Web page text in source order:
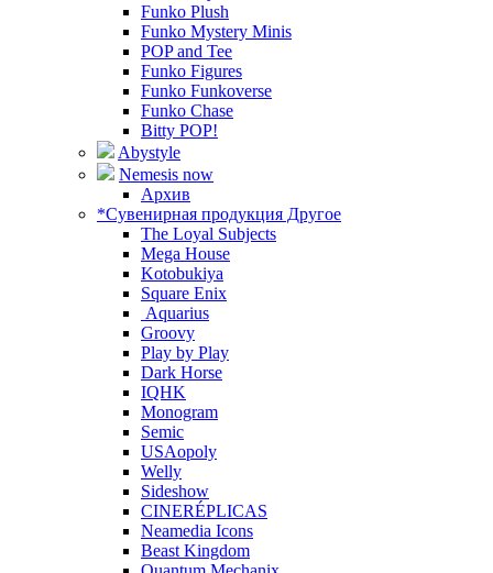
Funko Plush
Funko Mystery Minis
POP and Tee
Funko Figures
Funko Funkoverse
Funko Chase
Bitty POP!
Abystyle
Nemesis now
Архив
*Сувенирная продукция Другое
The Loyal Subjects
Mega House
Kotobukiya
Square Enix
Aquarius
Groovy
Play by Play
Dark Horse
IQHK
Monogram
Semic
USAopoly
Welly
Sideshow
CINERÉPLICAS
Neamedia Icons
Beast Kingdom